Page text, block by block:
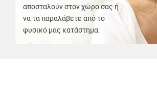
αποσταλούν στον χώρο σας ή
να τα παραλάβετε από το
φυσικό μας κατάστημα.